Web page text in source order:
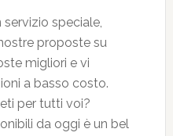
servizio speciale,
proposte su
migliori e vi
a basso costo.
per tutti voi?
da oggi è un bel